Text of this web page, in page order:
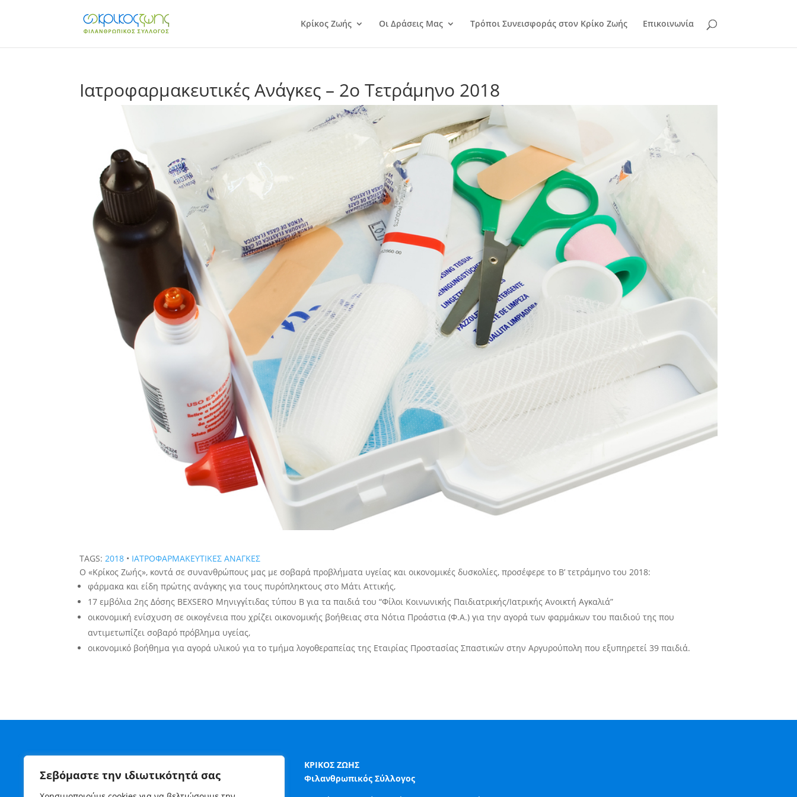
Σεβόμαστε την ιδιωτικότητά σας
Κρίκος Ζωής Οι Δράσεις Μας Τρόποι Συνεισφοράς στον Κρίκο Ζωής Επικοινωνία
Ιατροφαρμακευτικές Ανάγκες – 2ο Τετράμηνο 2018
TAGS: 2018 • ΙΑΤΡΟΦΑΡΜΑΚΕΥΤΙΚΕΣ ΑΝΑΓΚΕΣ
Ο «Κρίκος Ζωής», κοντά σε συνανθρώπους μας με σοβαρά προβλήματα υγείας και οικονομικές δυσκολίες, προσέφερε το Β’ τετράμηνο του 2018:
φάρμακα και είδη πρώτης ανάγκης για τους πυρόπληκτους στο Μάτι Αττικής,
17 εμβόλια 2ης Δόσης BEXSERO Μηνιγγίτιδας τύπου Β για τα παιδιά του “Φίλοι Κοινωνικής Παιδιατρικής/Ιατρικής Ανοικτή Αγκαλιά”
οικονομική ενίσχυση σε οικογένεια που χρίζει οικονομικής βοήθειας στα Νότια Προάστια (Φ.Α.) για την αγορά των φαρμάκων του παιδιού της που
αντιμετωπίζει σοβαρό πρόβλημα υγείας,
οικονομικό βοήθημα για αγορά υλικού για το τμήμα λογοθεραπείας της Εταιρίας Προστασίας Σπαστικών στην Αργυρούπολη που εξυπηρετεί 39 παιδιά.
ΚΡΙΚΟΣ ΖΩΗΣ
Φιλανθρωπικός Σύλλογος